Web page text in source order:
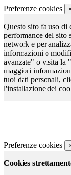
Preferenze cookies ×
Questo sito fa uso di
performance del sito
network e per
informazioni o
avanzate" o visita la
maggiori
tuoi dati personali,
l'installazione dei
Preferenze cookies ×
Cookies